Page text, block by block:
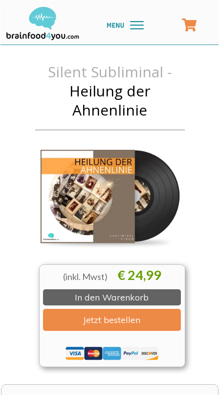
Silent Subliminal -
Heilung der
Ahnenlinie
(inkl. Mwst) € 24,99
In den Warenkorb
Jetzt bestellen